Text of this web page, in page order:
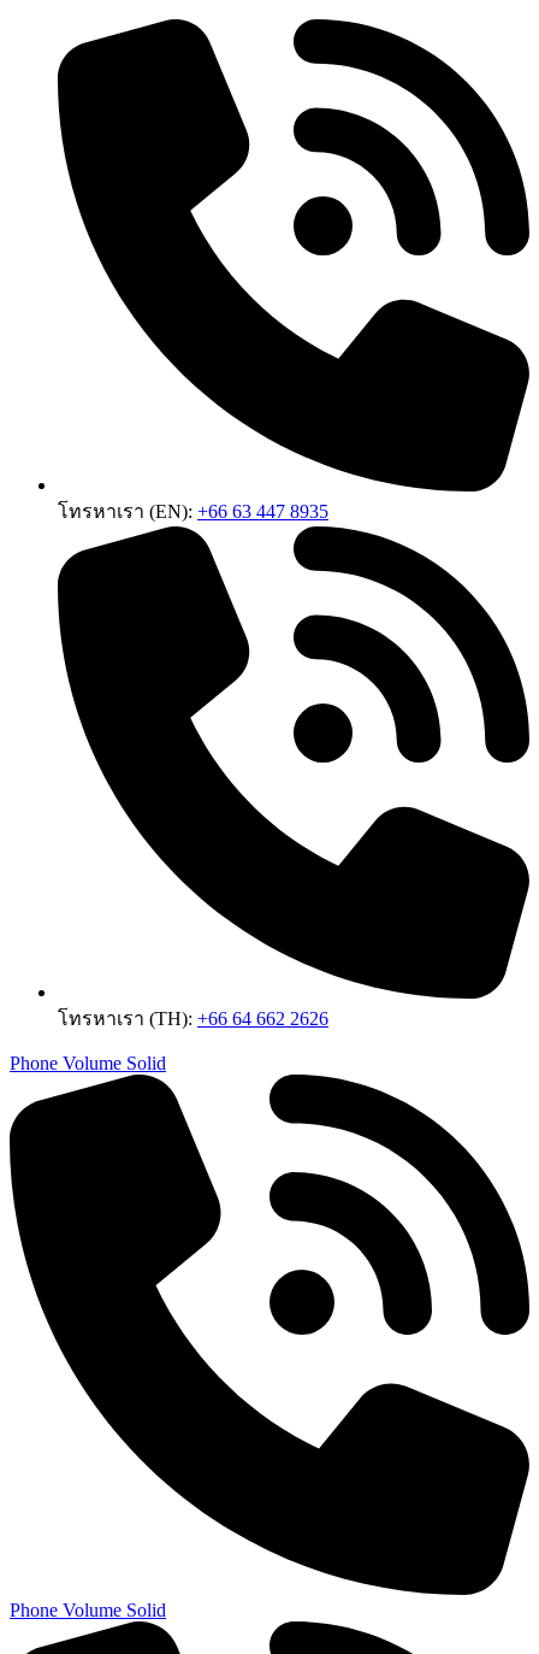
content
โทรหาเรา (EN): +66 63 447 8935
โทรหาเรา (TH): +66 64 662 2626
Phone Volume Solid
Phone Volume Solid